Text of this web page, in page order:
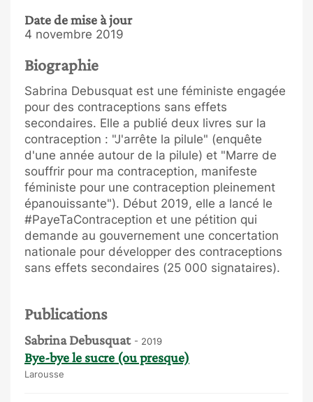
Date de mise à jour
4 novembre 2019
Biographie
Sabrina Debusquat est une féministe engagée
pour des contraceptions sans effets
secondaires. Elle a publié deux livres sur la
contraception : "J'arrête la pilule" (enquête
d'une année autour de la pilule) et "Marre de
souffrir pour ma contraception, manifeste
féministe pour une contraception pleinement
épanouissante"). Début 2019, elle a lancé le
#PayeTaContraception et une pétition qui
demande au gouvernement une concertation
nationale pour développer des contraceptions
sans effets secondaires (25 000 signataires).
Publications
Sabrina Debusquat - 2019
Bye-bye le sucre (ou presque)
Larousse